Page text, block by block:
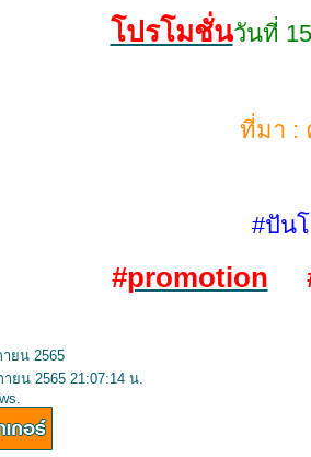
ปรโมชั่นวันที่
ที่มา :
#ปัน
#promotion
ยน 2565
ยน 2565 21:07:14 น.